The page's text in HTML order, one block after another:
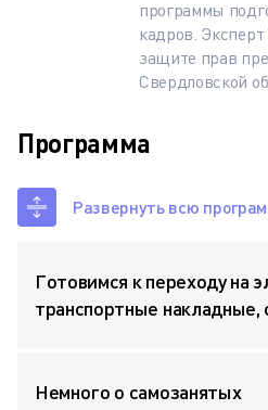
программы
кадров.
защите прав
Свердловской
Программа
Развернуть всю
Готовимся к переходу на
транспортные накладные,
Немного о самозанятых